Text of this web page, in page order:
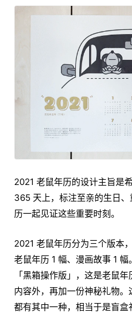
2021 老鼠年历的设计主旨是
365 天上，标注至亲的生日
历一起见证这些重要时刻。
2021 老鼠年历分为三个版本
老鼠年历 1 幅、漫画故事 1
「黑箱操作版」，这是老鼠
内容外，再加一份神秘礼物
都有其中一种，相当于是盲